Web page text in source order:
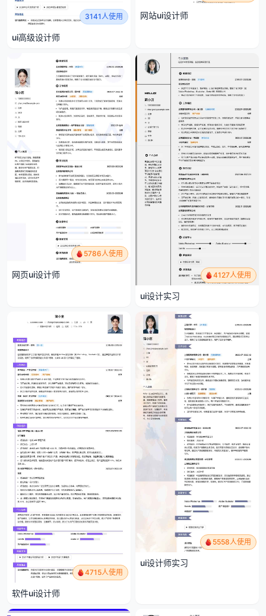
3141人使用
ui高级设计师
网站ui设计师
5786人使用
网页ui设计师 4127人使用
ui设计实习
4715人使用
软件ui设计师
5558人使用
ui设计师实习